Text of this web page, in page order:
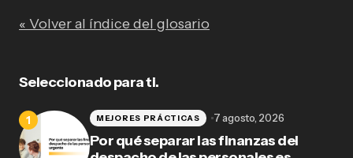
« Volver al índice del glosario
Seleccionado para ti.
Por qué separar las finanzas del
MEJORES PRÁCTICAS 7 agosto, 2026